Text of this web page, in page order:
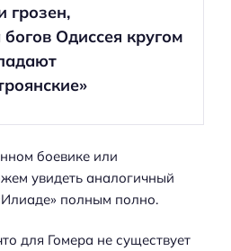
грозен,
Одиссея кругом
боевике или
увидеть аналогичный
полным полно.
для Гомера не существует